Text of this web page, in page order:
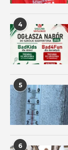
4
5
6